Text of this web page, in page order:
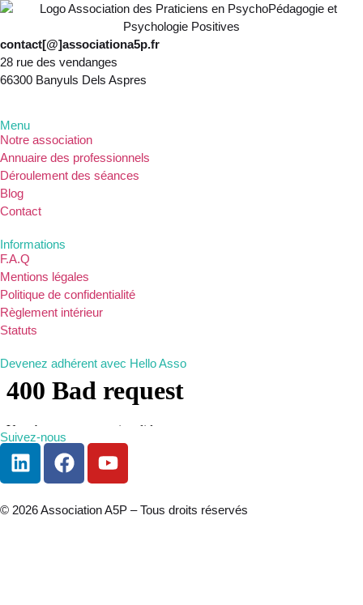
contact[@]associationa5p.fr
28 rue des vendanges
66300 Banyuls Dels Aspres
Menu
Notre association
Annuaire des professionnels
Déroulement des séances
Blog
Contact
Informations
F.A.Q
Mentions légales
Politique de confidentialité
Règlement intérieur
Statuts
Devenez adhérent avec Hello Asso
Suivez-nous
© 2026 Association A5P – Tous droits réservés